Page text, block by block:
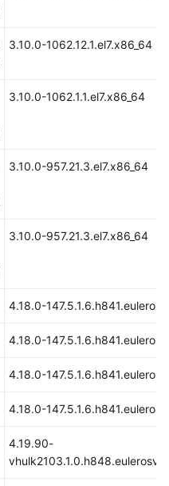
3.10.0-1062.12.1.el7.x86_64
3.10.0-1062.1.1.el7.x86_64
3.10.0-957.21.3.el7.x86_64
3.10.0-957.21.3.el7.x86_64
4.18.0-
4.18.0-
4.18.0-
4.18.0-
4.19.90-